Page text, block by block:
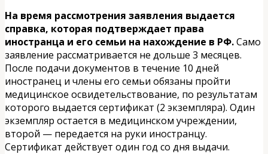
На время рассмотрения заявления выдается
справка, которая подтверждает права
иностранца и его семьи на нахождение в РФ.Само
заявление рассматривается не дольше 3 месяцев.
После подачи документов в течение 10 дней
иностранец и члены его семьи обязаны пройти
медицинское освидетельствование, по результатам
которого выдается сертификат (2 экземпляра). Один
экземпляр остается в медицинском учреждении,
второй — передается на руки иностранцу.
Сертификат действует один год со дня выдачи.